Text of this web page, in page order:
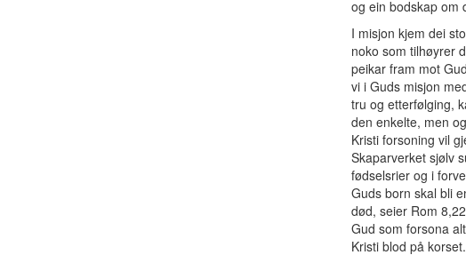
og ein bodskap om
I misjon kjem dei
noko som tilhøyrer
peikar fram mot
vi i Guds misjon
tru og etterfølging,
den enkelte, men
Kristi forsoning vil
Skaparverket sjølv
fødselsrier og i
Guds born skal bli
død, seier Rom
Gud som forsona
Kristi blod på korset.